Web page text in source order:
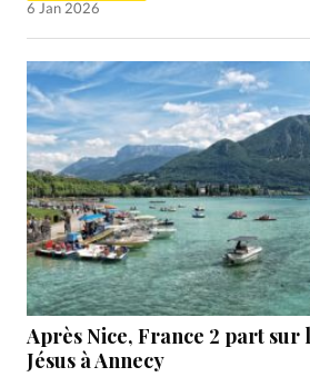
6 Jan 2026
Après Nice, France 2 part sur
Jésus à Annecy